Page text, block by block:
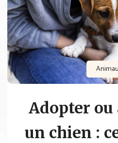
Adopter
un chien :